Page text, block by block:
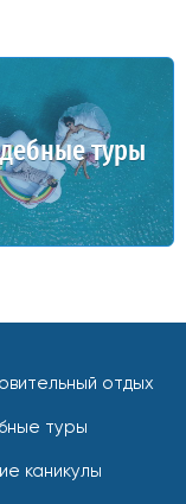
туры
отдых
туры
каникулы